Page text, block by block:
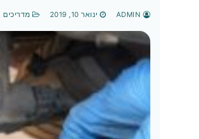
ינואר 10, 2019 מדריכים